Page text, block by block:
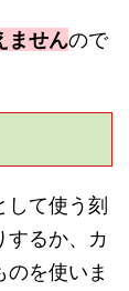
ませんので
て使う刻
するか、カ
のを使いま